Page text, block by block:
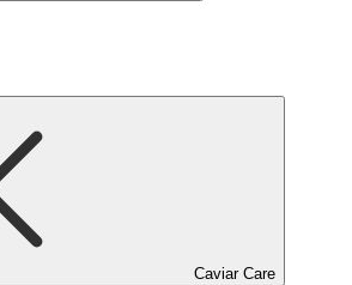
Caviar Care